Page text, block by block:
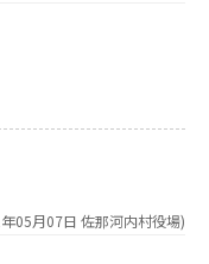
05月07日 佐那河内村役場)